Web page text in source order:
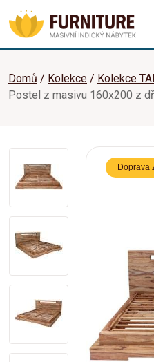
Domů Kolekce
Kolekce
Postel z masivu 160x200 z
Doprava